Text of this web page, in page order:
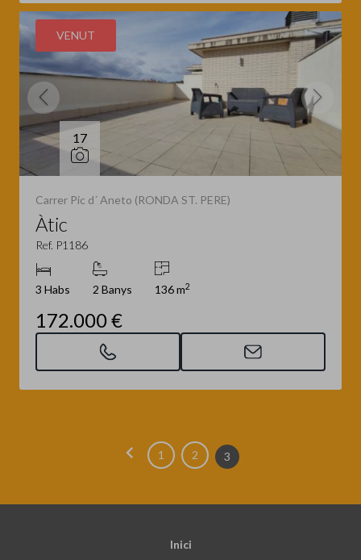
VENUT
17
Carrer Pic d´ Aneto (RONDA ST. PERE)
Àtic
Ref. P1186
3 Habs 2 Banys 136 m2
172.000 €
chevron_left 1 2 3
Inici